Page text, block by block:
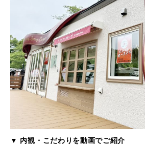
▼ 内観・こだわりを動画でご紹介